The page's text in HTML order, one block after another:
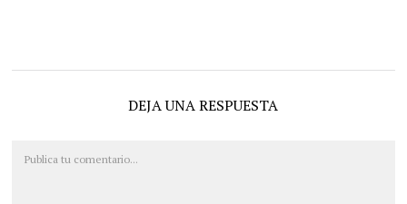
DEJA UNA RESPUESTA